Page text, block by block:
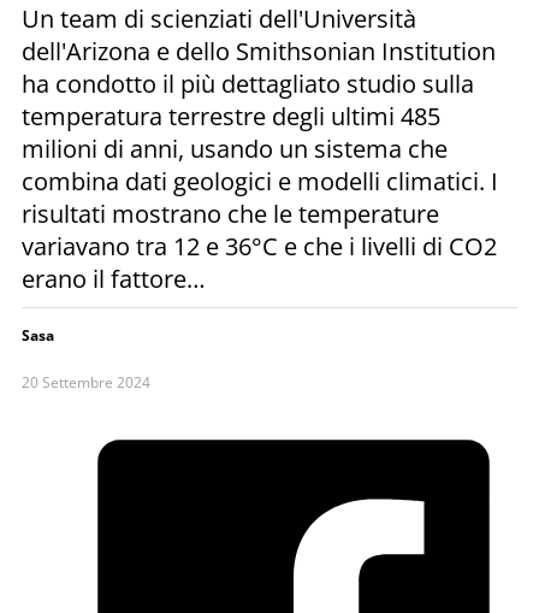
Un team di scienziati dell'Università
dell'Arizona e dello Smithsonian Institution
ha condotto il più dettagliato studio sulla
temperatura terrestre degli ultimi 485
milioni di anni, usando un sistema che
combina dati geologici e modelli climatici. I
risultati mostrano che le temperature
variavano tra 12 e 36°C e che i livelli di CO2
erano il fattore…
Sasa
20 Settembre 2024